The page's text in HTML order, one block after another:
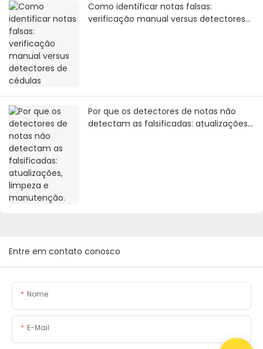
Como identificar notas falsas:
verificação manual versus detectores
Por que os detectores de notas não
detectam as falsificadas: atualizações,
Entre em contato conosco
Nome
E-Mail